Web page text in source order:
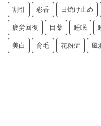
割引 彩香 日焼け止め
疲労回復 目薬 睡眠
美白 育毛 花粉症 風